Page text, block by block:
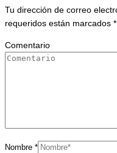
Tu dirección de correo
requeridos están marcados *
Comentario
Nombre *